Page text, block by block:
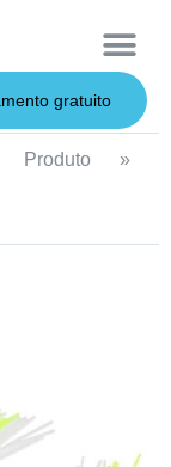
gratuito
Produto
»